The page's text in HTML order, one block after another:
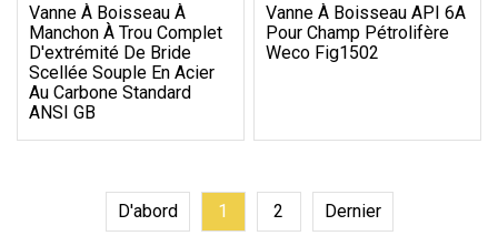
Vanne À Boisseau À
Manchon À Trou Complet
D'extrémité De Bride
Scellée Souple En Acier
Au Carbone Standard
ANSI GB
Vanne À Boisseau API 6A
Pour Champ Pétrolifère
Weco Fig1502
D'abord 1 2 Dernier